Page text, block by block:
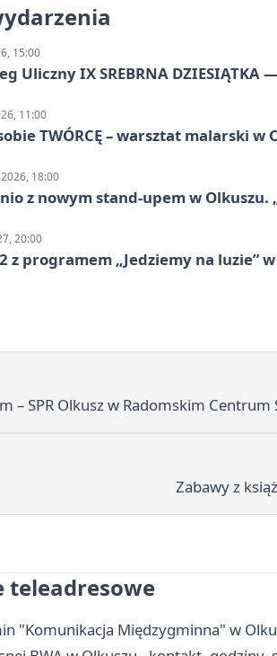
15:00
Uliczny IX SREBRNA DZIESIĄTKA
11:00
TWÓRCĘ – warsztat malarski w
18:00
z nowym stand-upem w
20:00
z programem „Jedziemy na luzie”
– SPR Olkusz w Radomskim
Zabawy z
teleadresowe
"Komunikacja Międzygminna" w